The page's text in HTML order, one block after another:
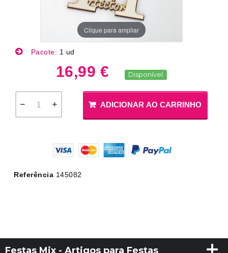
Clique para ampliar
Pacote: 1 ud
16,99 € Disponível
ADICIONAR AO CARRINHO
Referência 145082
Festas Mix - Artigos para Festas